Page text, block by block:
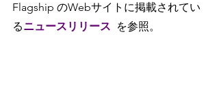
Flagship のWebサイトに掲載されてい
るニュースリリース を参照。